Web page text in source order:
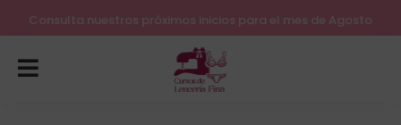
Consulta nuestros próximos inicios para el mes de Agosto
Lleva tu costura a otro nivel